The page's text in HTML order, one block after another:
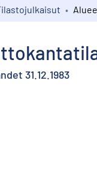
31.12.1983